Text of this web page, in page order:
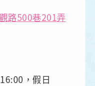
路500巷201弄
，假日